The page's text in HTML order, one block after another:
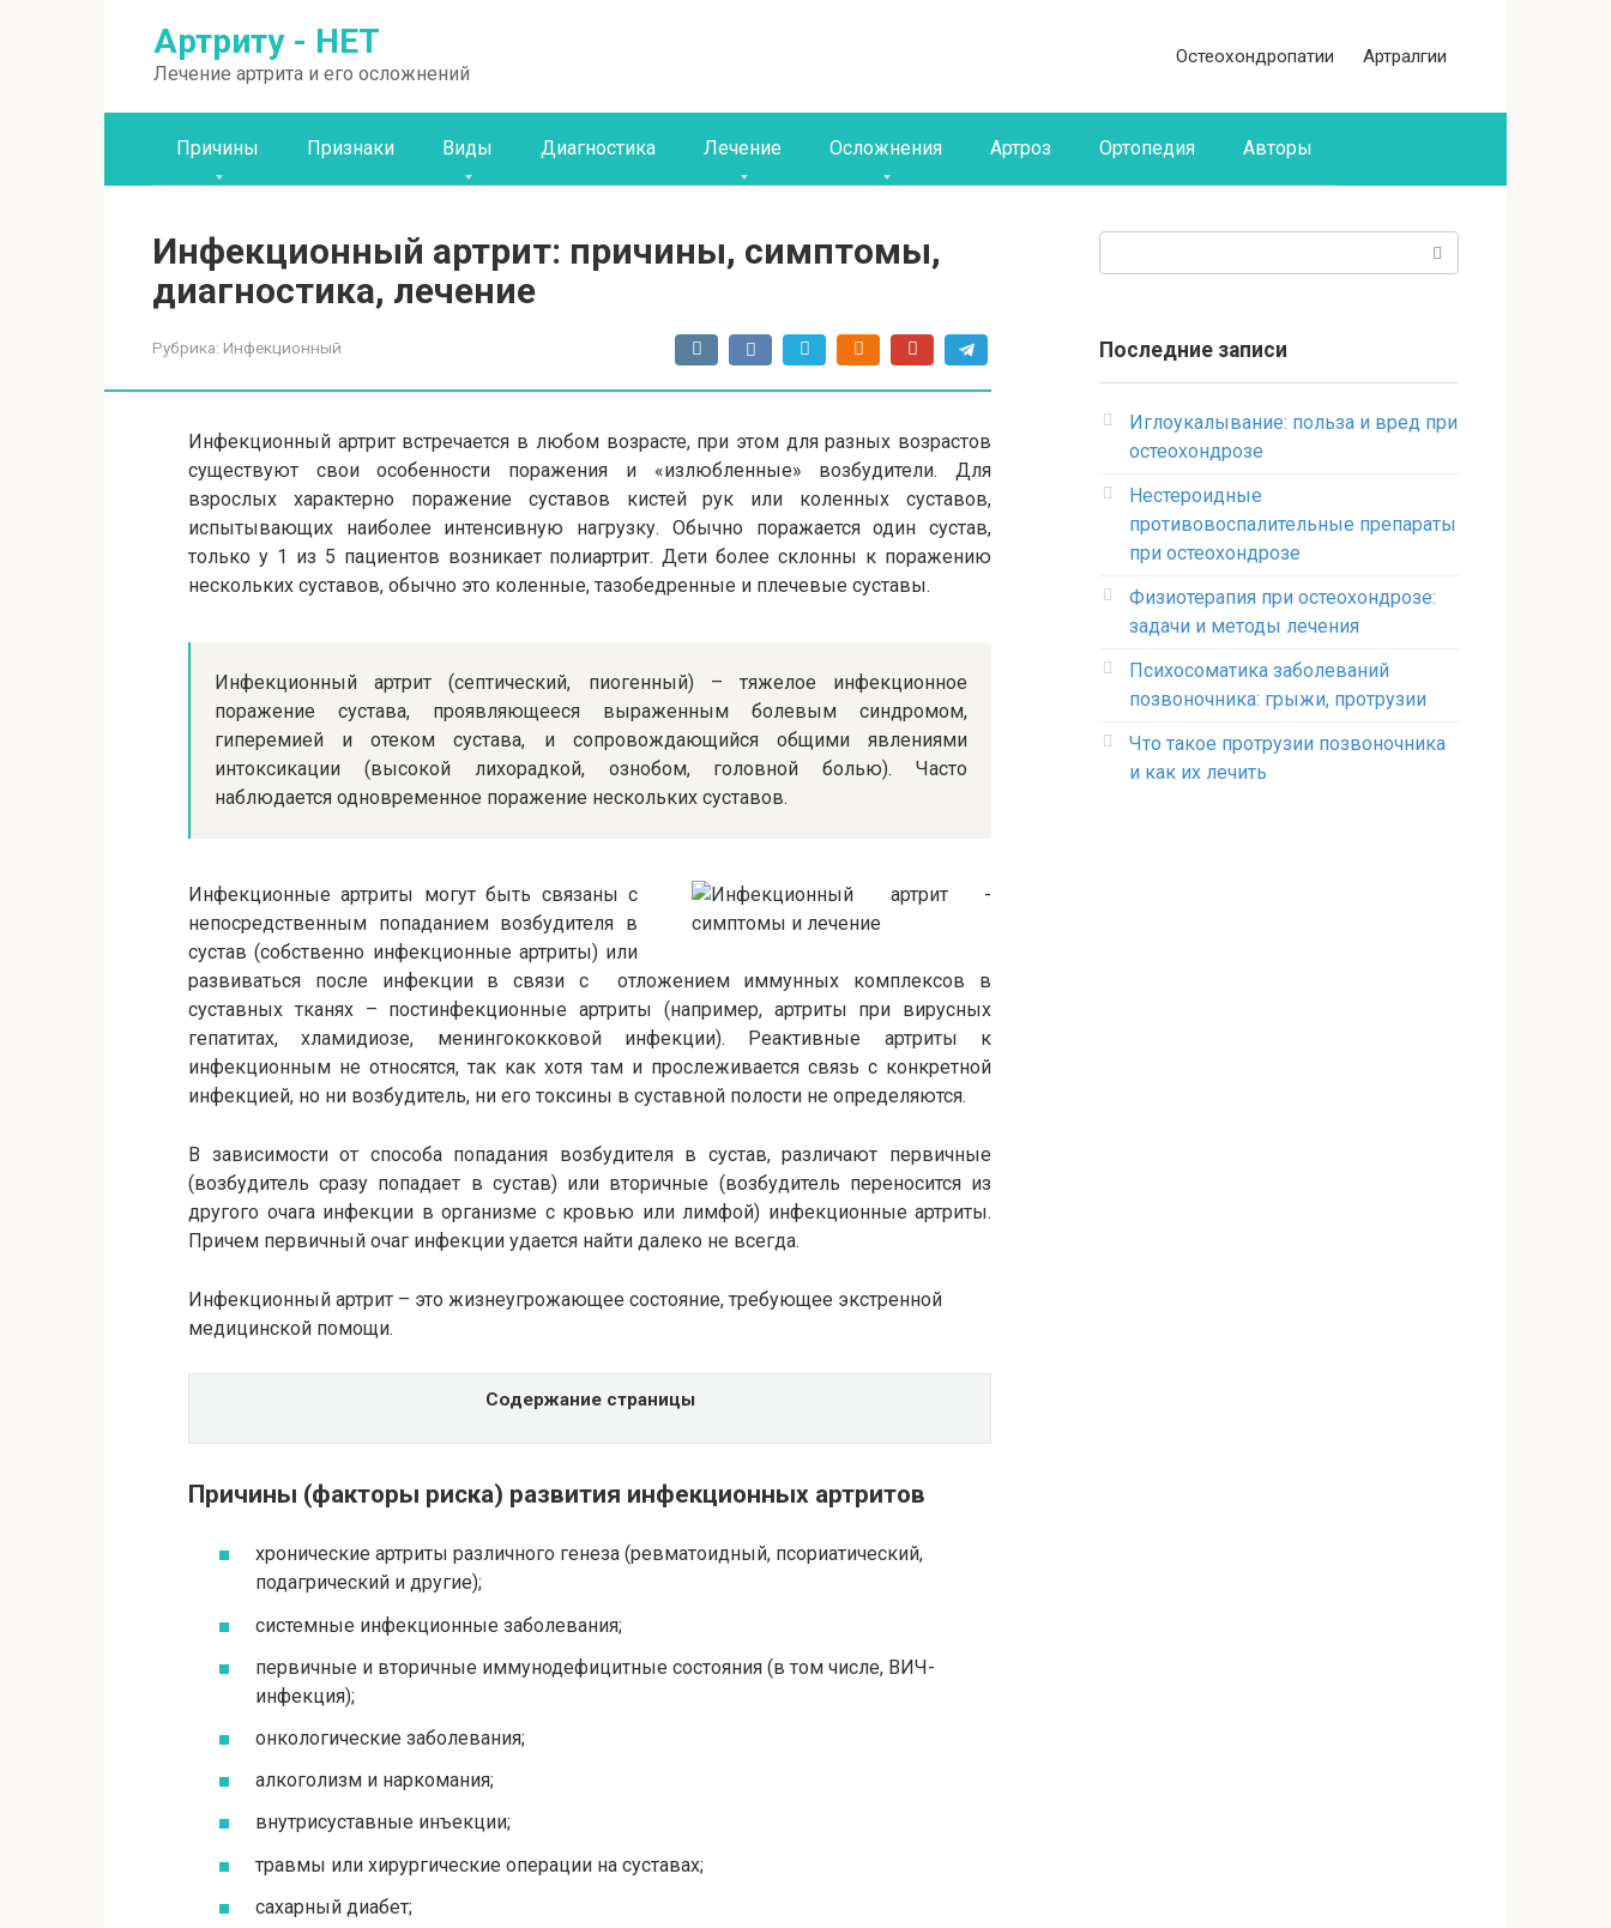
Артриту - НЕТ
Лечение артрита и его осложнений
Остеохондропатии Артралгии
Причины Признаки Виды Диагностика Лечение Осложнения Артроз Ортопедия Авторы
Инфекционный артрит: причины, симптомы,
диагностика, лечение
Рубрика: Инфекционный
Инфекционный артрит встречается в любом возрасте, при этом для разных возрастов
существуют свои особенности поражения и «излюбленные» возбудители. Для
взрослых характерно поражение суставов кистей рук или коленных суставов,
испытывающих наиболее интенсивную нагрузку. Обычно поражается один сустав,
только у 1 из 5 пациентов возникает полиартрит. Дети более склонны к поражению
нескольких суставов, обычно это коленные, тазобедренные и плечевые суставы.
Инфекционный артрит (септический, пиогенный) – тяжелое инфекционное
поражение сустава, проявляющееся выраженным болевым синдромом,
гиперемией и отеком сустава, и сопровождающийся общими явлениями
интоксикации (высокой лихорадкой, ознобом, головной болью). Часто
наблюдается одновременное поражение нескольких суставов.
Инфекционные артриты могут быть связаны с
непосредственным попаданием возбудителя в
сустав (собственно инфекционные артриты) или
развиваться после инфекции в связи с отложением иммунных комплексов в
суставных тканях – постинфекционные артриты (например, артриты при вирусных
гепатитах, хламидиозе, менингококковой инфекции). Реактивные артриты к
инфекционным не относятся, так как хотя там и прослеживается связь с конкретной
инфекцией, но ни возбудитель, ни его токсины в суставной полости не определяются.
В зависимости от способа попадания возбудителя в сустав, различают первичные
(возбудитель сразу попадает в сустав) или вторичные (возбудитель переносится из
другого очага инфекции в организме с кровью или лимфой) инфекционные артриты.
Причем первичный очаг инфекции удается найти далеко не всегда.
Инфекционный артрит – это жизнеугрожающее состояние, требующее экстренной
медицинской помощи.
Содержание страницы
Причины (факторы риска) развития инфекционных артритов
хронические артриты различного генеза (ревматоидный, псориатический,
подагрический и другие);
системные инфекционные заболевания;
первичные и вторичные иммунодефицитные состояния (в том числе, ВИЧ-
инфекция);
онкологические заболевания;
алкоголизм и наркомания;
внутрисуставные инъекции;
травмы или хирургические операции на суставах;
сахарный диабет;
Последние записи
Иглоукалывание: польза и вред при
остеохондрозе
Нестероидные
противовоспалительные препараты
при остеохондрозе
Физиотерапия при остеохондрозе:
задачи и методы лечения
Психосоматика заболеваний
позвоночника: грыжи, протрузии
Что такое протрузии позвоночника
и как их лечить